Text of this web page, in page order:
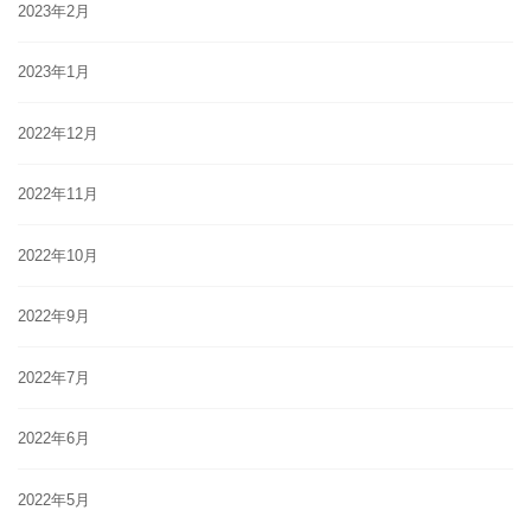
2023年2月
2023年1月
2022年12月
2022年11月
2022年10月
2022年9月
2022年7月
2022年6月
2022年5月